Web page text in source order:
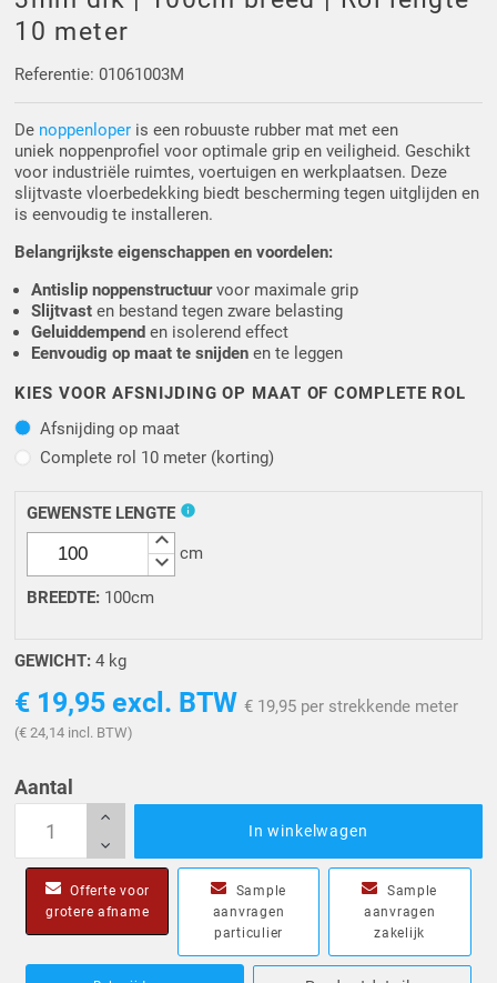
Driehoek/Wig profielen
Silicone U Profielen
Luikenpakking
Oploopprofielen
Hoekprofielen
O-ringen
Schoonmaakmiddel
10 meter
Referentie: 01061003M
De noppenloper is een robuuste rubber mat met een
uniek noppenprofiel voor optimale grip en veiligheid. Geschikt
voor industriële ruimtes, voertuigen en werkplaatsen. Deze
slijtvaste vloerbedekking biedt bescherming tegen uitglijden en
is eenvoudig te installeren.
Belangrijkste eigenschappen en voordelen:
Antislip noppenstructuurvoor maximale grip
Slijtvast en bestand tegen zware belasting
Geluiddempend en isolerend effect
Eenvoudig op maat te snijden en te leggen
KIES VOOR AFSNIJDING OP MAAT OF COMPLETE ROL
Afsnijding op maatAfsnijding op maat
Complete rol 10 meter (korting)
GEWENSTE LENGTE info
keyboard_arrow_up
keyboard_arrow_down cm
BREEDTE: 100cm
GEWICHT: 4 kg
€ 19,95 excl. BTW € 19,95 per strekkende meter
(€ 24,14 incl. BTW)
Aantal
In winkelwagen
Offerte voor
grotere afname
Sample
aanvragen
particulier
Sample
aanvragen
zakelijk